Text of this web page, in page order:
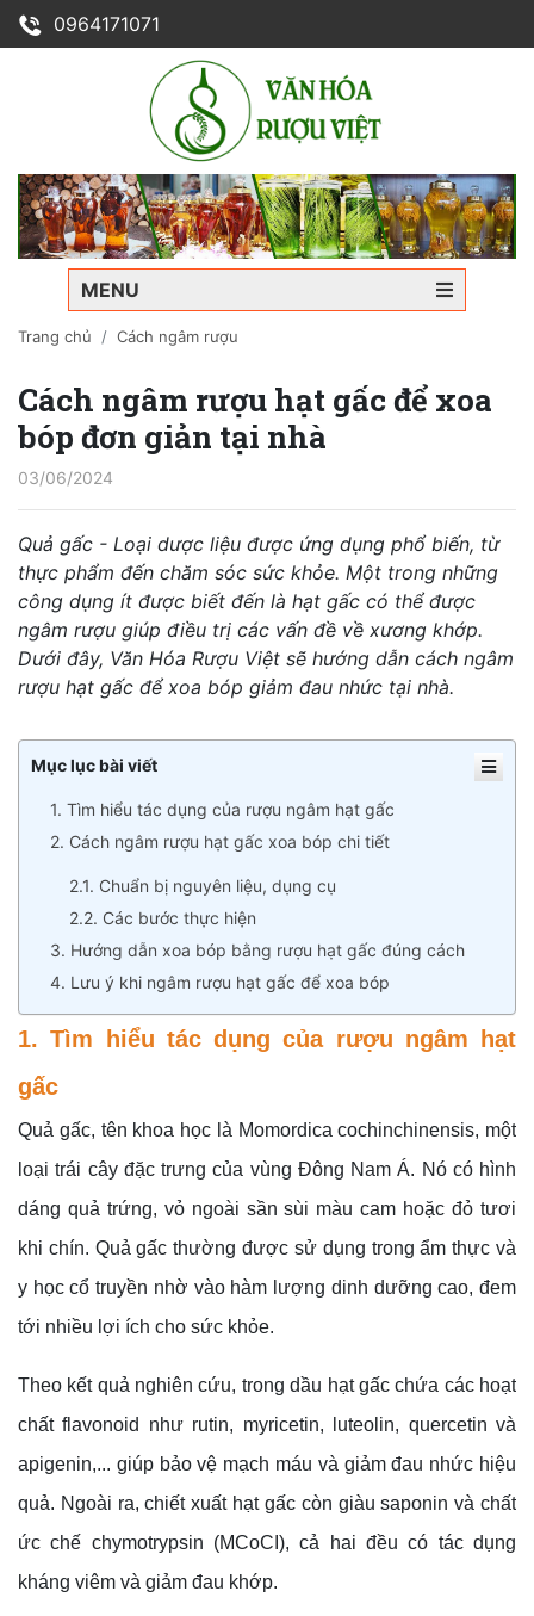
0964171071
MENU
Trang chủ Cách ngâm rượu
Cách ngâm rượu hạt gấc để xoa
bóp đơn giản tại nhà
03/06/2024
Quả gấc - Loại dược liệu được ứng dụng phổ biến, từ
thực phẩm đến chăm sóc sức khỏe. Một trong những
công dụng ít được biết đến là hạt gấc có thể được
ngâm rượu giúp điều trị các vấn đề về xương khớp.
Dưới đây, Văn Hóa Rượu Việt sẽ hướng dẫn cách ngâm
rượu hạt gấc để xoa bóp giảm đau nhức tại nhà.
Mục lục bài viết
1. Tìm hiểu tác dụng của rượu ngâm hạt gấc
2. Cách ngâm rượu hạt gấc xoa bóp chi tiết
2.1. Chuẩn bị nguyên liệu, dụng cụ
2.2. Các bước thực hiện
3. Hướng dẫn xoa bóp bằng rượu hạt gấc đúng cách
4. Lưu ý khi ngâm rượu hạt gấc để xoa bóp
1. Tìm hiểu tác dụng của rượu ngâm hạt
gấc
Quả gấc, tên khoa học là Momordica cochinchinensis, một
loại trái cây đặc trưng của vùng Đông Nam Á. Nó có hình
dáng quả trứng, vỏ ngoài sần sùi màu cam hoặc đỏ tươi
khi chín. Quả gấc thường được sử dụng trong ẩm thực và
y học cổ truyền nhờ vào hàm lượng dinh dưỡng cao, đem
tới nhiều lợi ích cho sức khỏe.
Theo kết quả nghiên cứu, trong dầu hạt gấc chứa các hoạt
chất flavonoid như rutin, myricetin, luteolin, quercetin và
apigenin,... giúp bảo vệ mạch máu và giảm đau nhức hiệu
quả. Ngoài ra, chiết xuất hạt gấc còn giàu saponin và chất
ức chế chymotrypsin (MCoCI), cả hai đều có tác dụng
kháng viêm và giảm đau khớp.